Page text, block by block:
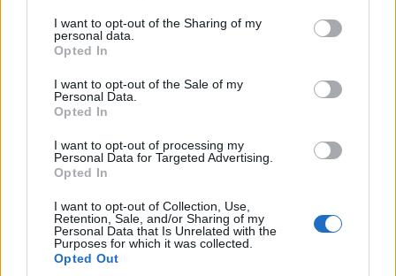
a este sitio y haciendo clic en el botón "Privacidad" en la
parte inferior de la página web.
Please note that this website/app uses one or more Google
services and may gather and store information including but
not limited to your visit or usage behaviour. You may click to
use your data for below specified purposes in below Google
consent section.
I want to opt-out of the Sharing of my
personal data.
Opted In
I want to opt-out of the Sale of my
Personal Data.
Opted In
I want to opt-out of processing my
Personal Data for Targeted Advertising.
Opted In
I want to opt-out of Collection, Use,
Retention, Sale, and/or Sharing of my
Personal Data that Is Unrelated with the
Purposes for which it was collected.
Opted Out
No es tu imaginación
¿Ves caras en enchufes, coches o nubes? Tiene
explicación